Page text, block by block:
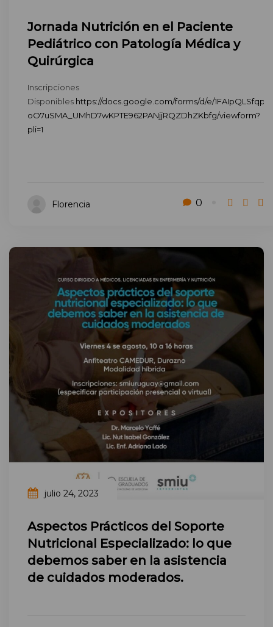
Jornada Nutrición en el Paciente
Pediátrico con Patología Médica y
Quirúrgica
Inscripciones
Disponibles https://docs.google.com/forms/d/e/
oO7uSMA_UMhD7wKPTE962PANjjRQZDhZKbfg/viewform?
pli=1
Florencia 0
julio 24, 2023
Aspectos Prácticos del Soporte
Nutricional Especializado: lo que
debemos saber en la asistencia
de cuidados moderados.